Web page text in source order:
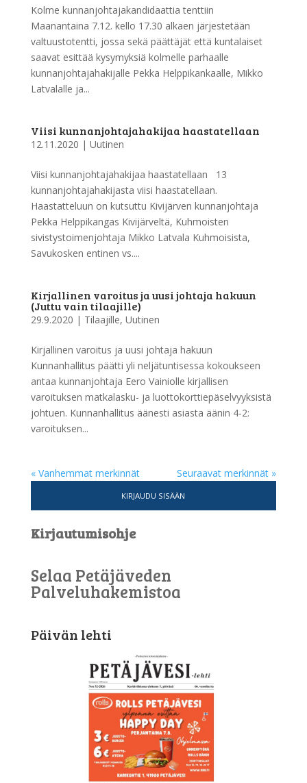
Kolme kunnanjohtajakandidaattia tenttiin
Maanantaina 7.12. kello 17.30 alkaen järjestetään
valtuustotentti, jossa sekä päättäjät että kuntalaiset
saavat esittää kysymyksiä kolmelle parhaalle
kunnanjohtajahakijalle Pekka Helppikankaalle, Mikko
Latvalalle ja...
Viisi kunnanjohtajahakijaa haastatellaan
12.11.2020 | Uutinen
Viisi kunnanjohtajahakijaa haastatellaan 13
kunnanjohtajahakijasta viisi haastatellaan.
Haastatteluun on kutsuttu Kivijärven kunnanjohtaja
Pekka Helppikangas Kivijärveltä, Kuhmoisten
sivistystoimenjohtaja Mikko Latvala Kuhmoisista,
Savukosken entinen vs....
Kirjallinen varoitus ja uusi johtaja hakuun
(Juttu vain tilaajille)
29.9.2020 | Tilaajille, Uutinen
Kirjallinen varoitus ja uusi johtaja hakuun
Kunnanhallitus päätti yli neljätuntisessa kokoukseen
antaa kunnanjohtaja Eero Vainiolle kirjallisen
varoituksen matkalasku- ja luottokorttiepäselvyyksistä
johtuen. Kunnanhallitus äänesti asiasta äänin 4-2:
varoituksen...
« Vanhemmat merkinnät Seuraavat merkinnät »
KIRJAUDU SISÄÄN
Kirjautumisohje
Selaa Petäjäveden
Palveluhakemistoa
Päivän lehti